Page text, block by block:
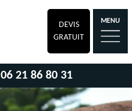
DEVIS
GRATUIT
MENU
06 21 86 80 31